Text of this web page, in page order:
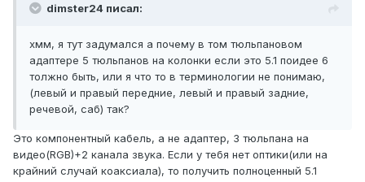
dimster24 писал:
хмм, я тут задумался а почему в том тюльпановом
адаптере 5 тюльпанов на колонки если это 5.1 поидее 6
толжно быть, или я что то в терминологии не понимаю,
(левый и правый передние, левый и правый задние,
речевой, саб) так?
Это компонентный кабель, а не адаптер, 3 тюльпана на
видео(RGB)+2 канала звука. Если у тебя нет оптики(или на
крайний случай коаксиала), то получить полноценный 5.1